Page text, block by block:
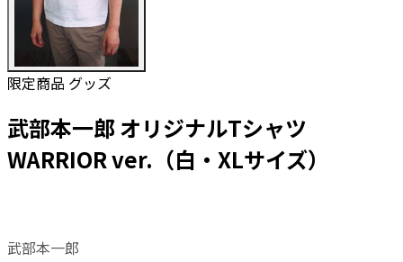
限定商品 グッズ
武部本一郎 オリジナルTシャツ
WARRIOR ver.（白・XLサイズ）
武部本一郎